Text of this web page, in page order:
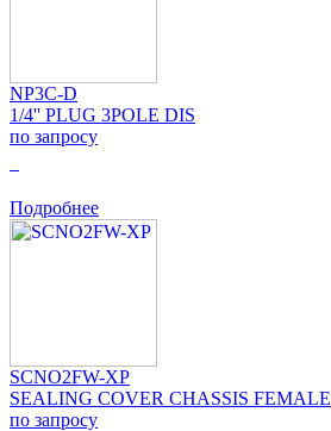
NP3C-D
1/4'' PLUG 3POLE DIS
по запросу
Подробнее
SCNO2FW-XP
SEALING COVER CHASSIS FEMALE
по запросу